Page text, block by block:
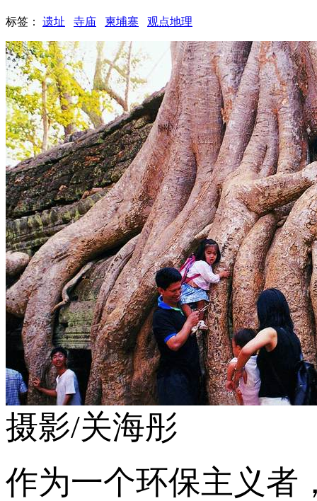
标签： 遗址 寺庙 柬埔寨 观点地理
摄影/关海彤
作为一个环保主义者